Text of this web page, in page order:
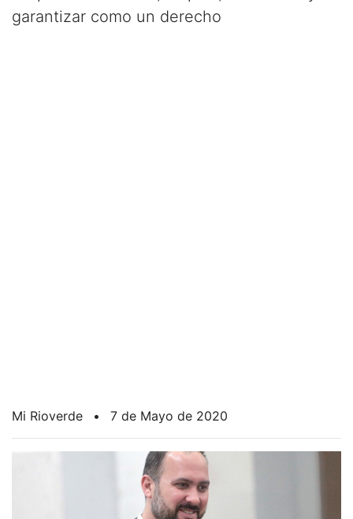
garantizar como un derecho
Mi Rioverde • 7 de Mayo de 2020